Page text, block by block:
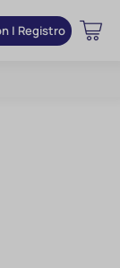
| Registro